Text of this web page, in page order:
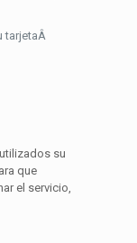
tarjetaÂ
su
que
el servicio,